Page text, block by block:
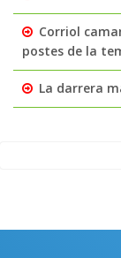
Corriol
postes de la
La darrera